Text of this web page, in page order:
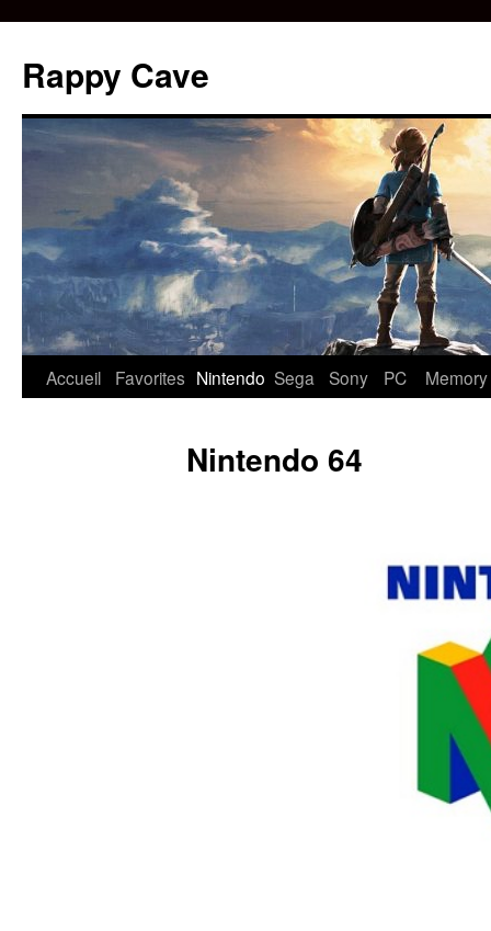
contenu
Rappy Cave
Accueil Favorites Nintendo Sega Sony PC Memory
Nintendo 64